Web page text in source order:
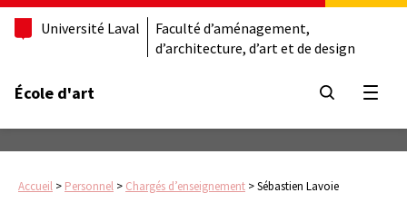
Université Laval
Faculté d’aménagement,
d’architecture, d’art et de design
École d'art
Accueil > Personnel > Chargés d’enseignement >Sébastien Lavoie